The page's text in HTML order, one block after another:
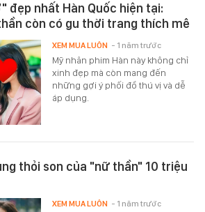
đẹp nhất Hàn Quốc hiện tại:
còn có gu thời trang thích mê
Mỹ nhân phim Hàn này không chỉ
xinh đẹp mà còn mang đến
những gợi ý phối đồ thú vị và dễ
áp dụng.
XEM MUA LUÔN - 1 năm trước
thỏi son của "nữ thần" 10 triệu
XEM MUA LUÔN - 1 năm trước